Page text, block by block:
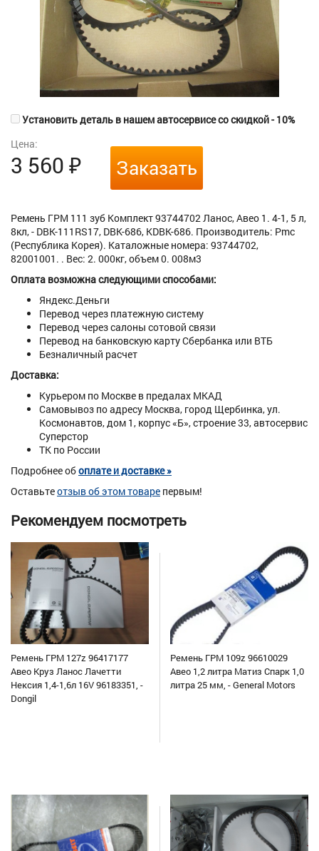
Установить деталь в нашем автосервисе со скидкой - 10%
Цена:
3 560 ₽ Заказать
Ремень ГРМ 111 зуб Комплект 93744702 Ланос, Авео 1. 4-1, 5 л,
8кл, - DBK-111RS17, DBK-686, KDBK-686. Производитель: Pmc
(Республика Корея). Каталожные номера: 93744702,
82001001. . Вес: 2. 000кг, объем 0. 008м3
Оплата возможна следующими способами:
Яндекс.Деньги
Перевод через платежную систему
Перевод через салоны сотовой связи
Перевод на банковскую карту Сбербанка или ВТБ
Безналичный расчет
Доставка:
Курьером по Москве в предалах МКАД
Самовывоз по адресу Москва, город Щербинка, ул.
Космонавтов, дом 1, корпус «Б», строение 33, автосервис
Суперстор
ТК по России
Подробнее обоплате и доставке »
Оставьтеотзыв об этом товаре первым!
Рекомендуем посмотреть
Ремень ГРМ 127z 96417177
Авео Круз Ланос Лачетти
Нексия 1,4-1,6л 16V 96183351, -
Dongil
Ремень ГРМ 109z 96610029
Авео 1,2 литра Матиз Спарк 1,0
литра 25 мм, - General Motors